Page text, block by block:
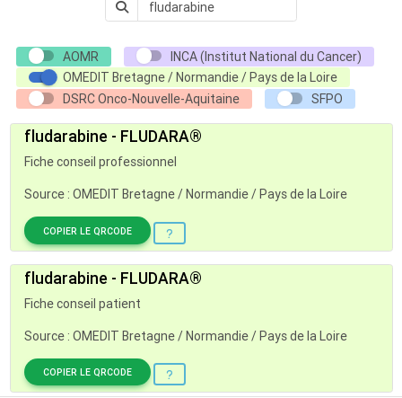
AOMR
INCA (Institut National du Cancer)
OMEDIT Bretagne / Normandie / Pays de la Loire
DSRC Onco-Nouvelle-Aquitaine
SFPO
fludarabine - FLUDARA®
Fiche conseil professionnel
Source : OMEDIT Bretagne / Normandie / Pays de la Loire
COPIER LE QRCODE
fludarabine - FLUDARA®
Fiche conseil patient
Source : OMEDIT Bretagne / Normandie / Pays de la Loire
COPIER LE QRCODE